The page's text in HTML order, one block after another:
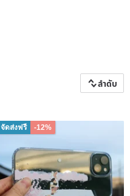
ลำดับ
จัดส่งฟรี -12%